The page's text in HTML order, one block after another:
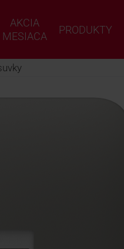
AKCIA
MESIACA
PRODUKTY